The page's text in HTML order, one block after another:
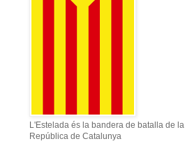
L'Estelada és la bandera de batalla de la
República de Catalunya